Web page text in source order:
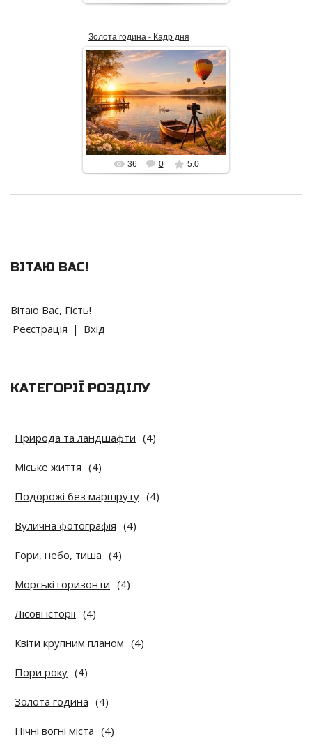
Золота година - Кадр дня
17.02.2026
Золота година над тихим
озером: тепле сонце на
горизонті, відблиски на воді,
човен біля квітів і повітряні кулі в
небі.
alex_Is
36 0 5.0
ВІТАЮ ВАС!
Вітаю Вас, Гість!
Реєстрація | Вхід
КАТЕГОРІЇ РОЗДІЛУ
Природа та ландшафти (4)
Міське життя (4)
Подорожі без маршруту (4)
Вулична фотографія (4)
Гори, небо, тиша (4)
Морські горизонти (4)
Лісові історії (4)
Квіти крупним планом (4)
Пори року (4)
Золота година (4)
Нічні вогні міста (4)